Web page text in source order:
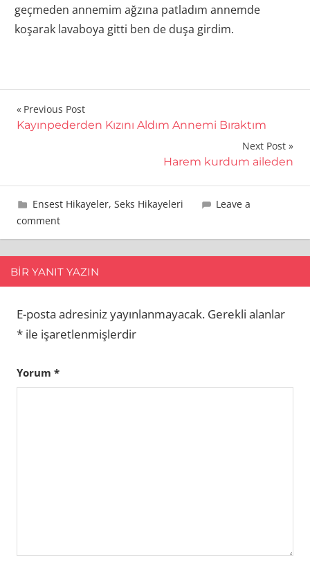
geçmeden annemim ağzına patladım annemde
koşarak lavaboya gitti ben de duşa girdim.
Yazı
gezinmesi
Previous Post
Kayınpederden Kızını Aldım Annemi Bıraktım
Next Post
Harem kurdum aileden
22 Şubat 2024
Oğulcay
Ensest Hikayeler, Seks Hikayeleri
Leave a
comment
BIR YANIT YAZIN
E-posta adresiniz yayınlanmayacak. Gerekli alanlar
* ile işaretlenmişlerdir
Yorum *